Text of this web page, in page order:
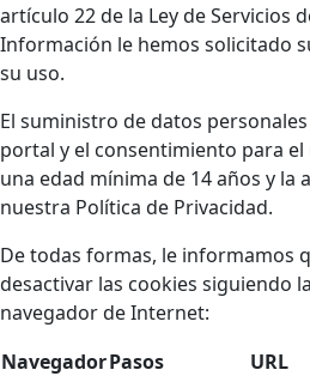
artículo 22 de la Ley de Servicios
Información le hemos solicitado
su uso.
El suministro de datos
portal y el consentimiento para
una edad mínima de 14 años y la
nuestra Política de Privacidad.
De todas formas, le informamos
desactivar las cookies siguiendo
navegador de Internet:
NavegadorPasos URL